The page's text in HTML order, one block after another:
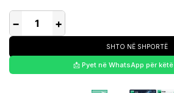
− +
SHTO NË SHPORTË
📩 Pyet në WhatsApp për